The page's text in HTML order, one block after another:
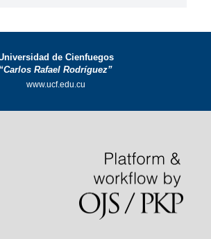
de Cienfuegos
“Carlos Rafael Rodríguez”
www.ucf.edu.cu